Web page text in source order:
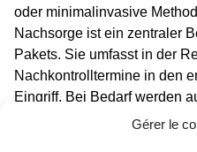
Gérer le
oder minimalinvasive
Nachsorge ist ein zentraler
Pakets. Sie umfasst in der
Nachkontrolltermine in den
Eingriff. Bei Bedarf werden
Verbände gewechselt. Bei